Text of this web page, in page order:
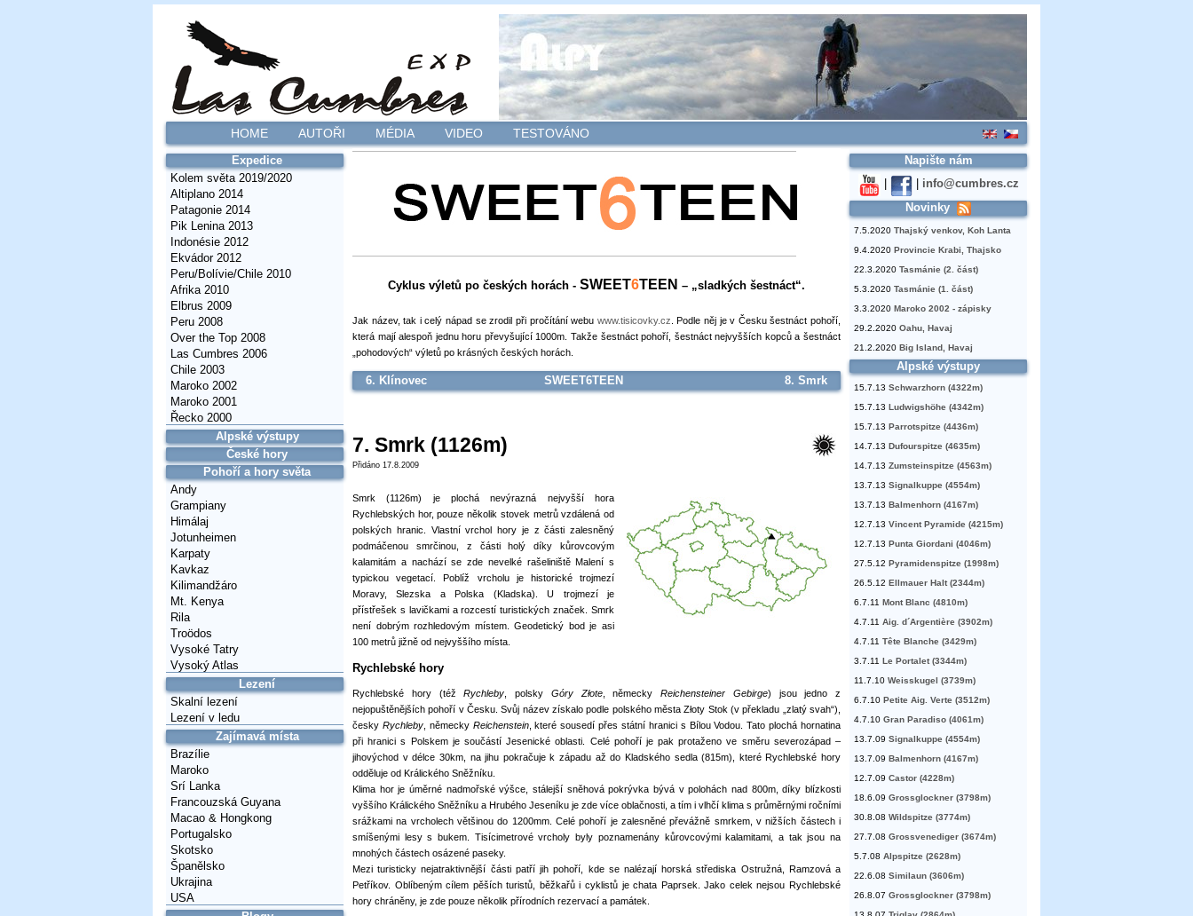
HOME AUTOŘI MÉDIA VIDEO TESTOVÁNO
Expedice
Kolem světa 2019/2020
Altiplano 2014
Patagonie 2014
Pik Lenina 2013
Indonésie 2012
Ekvádor 2012
Peru/Bolívie/Chile 2010
Afrika 2010
Elbrus 2009
Peru 2008
Over the Top 2008
Las Cumbres 2006
Chile 2003
Maroko 2002
Maroko 2001
Řecko 2000
Alpské výstupy
České hory
Pohoří a hory světa
Andy
Grampiany
Himálaj
Jotunheimen
Karpaty
Kavkaz
Kilimandžáro
Mt. Kenya
Rila
Troödos
Vysoké Tatry
Vysoký Atlas
Lezení
Skalní lezení
Lezení v ledu
Zajímavá místa
Brazílie
Maroko
Srí Lanka
Francouzská Guyana
Macao & Hongkong
Portugalsko
Skotsko
Španělsko
Ukrajina
USA
Cyklus výletů po českých horách - SWEET6TEEN – „sladkých šestnáct“.
Jak název, tak i celý nápad se zrodil při pročítání webu www.tisicovky.cz . Podle něj je v Česku šestnáct pohoří,
která mají alespoň jednu horu převyšující 1000m. Takže šestnáct pohoří, šestnáct nejvyšších kopců a šestnáct
„pohodových“ výletů po krásných českých horách.
6. Klínovec SWEET6TEEN 8. Smrk
7. Smrk (1126m)
Přidáno 17.8.2009
Smrk (1126m) je plochá nevýrazná nejvyšší hora
Rychlebských hor, pouze několik stovek metrů vzdálená od
polských hranic. Vlastní vrchol hory je z části zalesněný
podmáčenou smrčinou, z části holý díky kůrovcovým
kalamitám a nachází se zde nevelké rašeliniště Malení s
typickou vegetací. Poblíž vrcholu je historické trojmezí
Moravy, Slezska a Polska (Kladska). U trojmezí je
přístřešek s lavičkami a rozcestí turistických značek. Smrk
není dobrým rozhledovým místem. Geodetický bod je asi
100 metrů jižně od nejvyššího místa.
Rychlebské hory
Rychlebské hory (téžRychleby , polsky Góry Złote, německy Reichensteiner Gebirge) jsou jedno z
nejopuštěnějších pohoří v Česku. Svůj název získalo podle polského města Złoty Stok (v překladu „zlatý svah“),
česky Rychleby, německy Reichenstein, které sousedí přes státní hranici s Bílou Vodou. Tato plochá hornatina
při hranici s Polskem je součástí Jesenické oblasti. Celé pohoří je pak protaženo ve směru severozápad –
jihovýchod v délce 30km, na jihu pokračuje k západu až do Kladského sedla (815m), které Rychlebské hory
odděluje od Králického Sněžníku.
Klima hor je úměrné nadmořské výšce, stálejší sněhová pokrývka bývá v polohách nad 800m, díky blízkosti
vyššího Králického Sněžníku a Hrubého Jeseníku je zde více oblačnosti, a tím i vlhčí klima s průměrnými ročními
srážkami na vrcholech většinou do 1200mm. Celé pohoří je zalesněné převážně smrkem, v nižších částech i
smíšenými lesy s bukem. Tisícimetrové vrcholy byly poznamenány kůrovcovými kalamitami, a tak jsou na
mnohých částech osázené paseky.
Mezi turisticky nejatraktivnější části patří jih pohoří, kde se nalézají horská střediska Ostružná, Ramzová a
Petříkov. Oblíbeným cílem pěších turistů, běžkařů i cyklistů je chata Paprsek. Jako celek nejsou Rychlebské
hory chráněny, je zde pouze několik přírodních rezervací a památek.
Napište nám
info@cumbres.cz
Novinky
7.5.2020 Thajský venkov, Koh Lanta
9.4.2020 Provincie Krabi, Thajsko
22.3.2020 Tasmánie (2. část)
5.3.2020 Tasmánie (1. část)
3.3.2020 Maroko 2002 - zápisky
29.2.2020 Oahu, Havaj
21.2.2020 Big Island, Havaj
Alpské výstupy
15.7.13 Schwarzhorn (4322m)
15.7.13 Ludwigshöhe (4342m)
15.7.13 Parrotspitze (4436m)
14.7.13 Dufourspitze (4635m)
14.7.13 Zumsteinspitze (4563m)
13.7.13 Signalkuppe (4554m)
13.7.13 Balmenhorn (4167m)
12.7.13 Vincent Pyramide (4215m)
12.7.13 Punta Giordani (4046m)
27.5.12 Pyramidenspitze (1998m)
26.5.12 Ellmauer Halt (2344m)
6.7.11 Mont Blanc (4810m)
4.7.11 Aig. d´Argentière (3902m)
4.7.11 Tête Blanche (3429m)
3.7.11 Le Portalet (3344m)
11.7.10 Weisskugel (3739m)
6.7.10 Petite Aig. Verte (3512m)
4.7.10 Gran Paradiso (4061m)
13.7.09 Signalkuppe (4554m)
13.7.09 Balmenhorn (4167m)
12.7.09 Castor (4228m)
18.6.09 Grossglockner (3798m)
30.8.08 Wildspitze (3774m)
27.7.08 Grossvenediger (3674m)
5.7.08 Alpspitze (2628m)
22.6.08 Similaun (3606m)
26.8.07 Grossglockner (3798m)